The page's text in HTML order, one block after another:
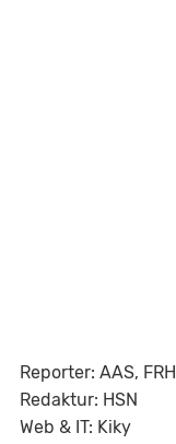
Reporter: AAS, FRH
Redaktur: HSN
Web & IT: Kiky